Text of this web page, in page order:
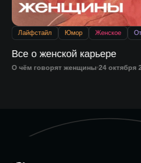
Лайфстайл Юмор Женское
Все о женской карьере
О чём говорят женщины 24 октября